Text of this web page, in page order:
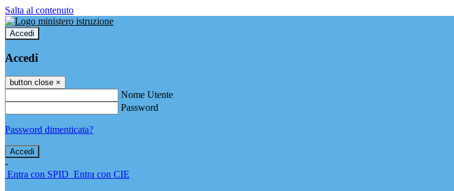
Salta al contenuto
Accedi
Accedi
button close ×
Nome Utente
Password
Password dimenticata?
-
Entra con SPID Entra con CIE